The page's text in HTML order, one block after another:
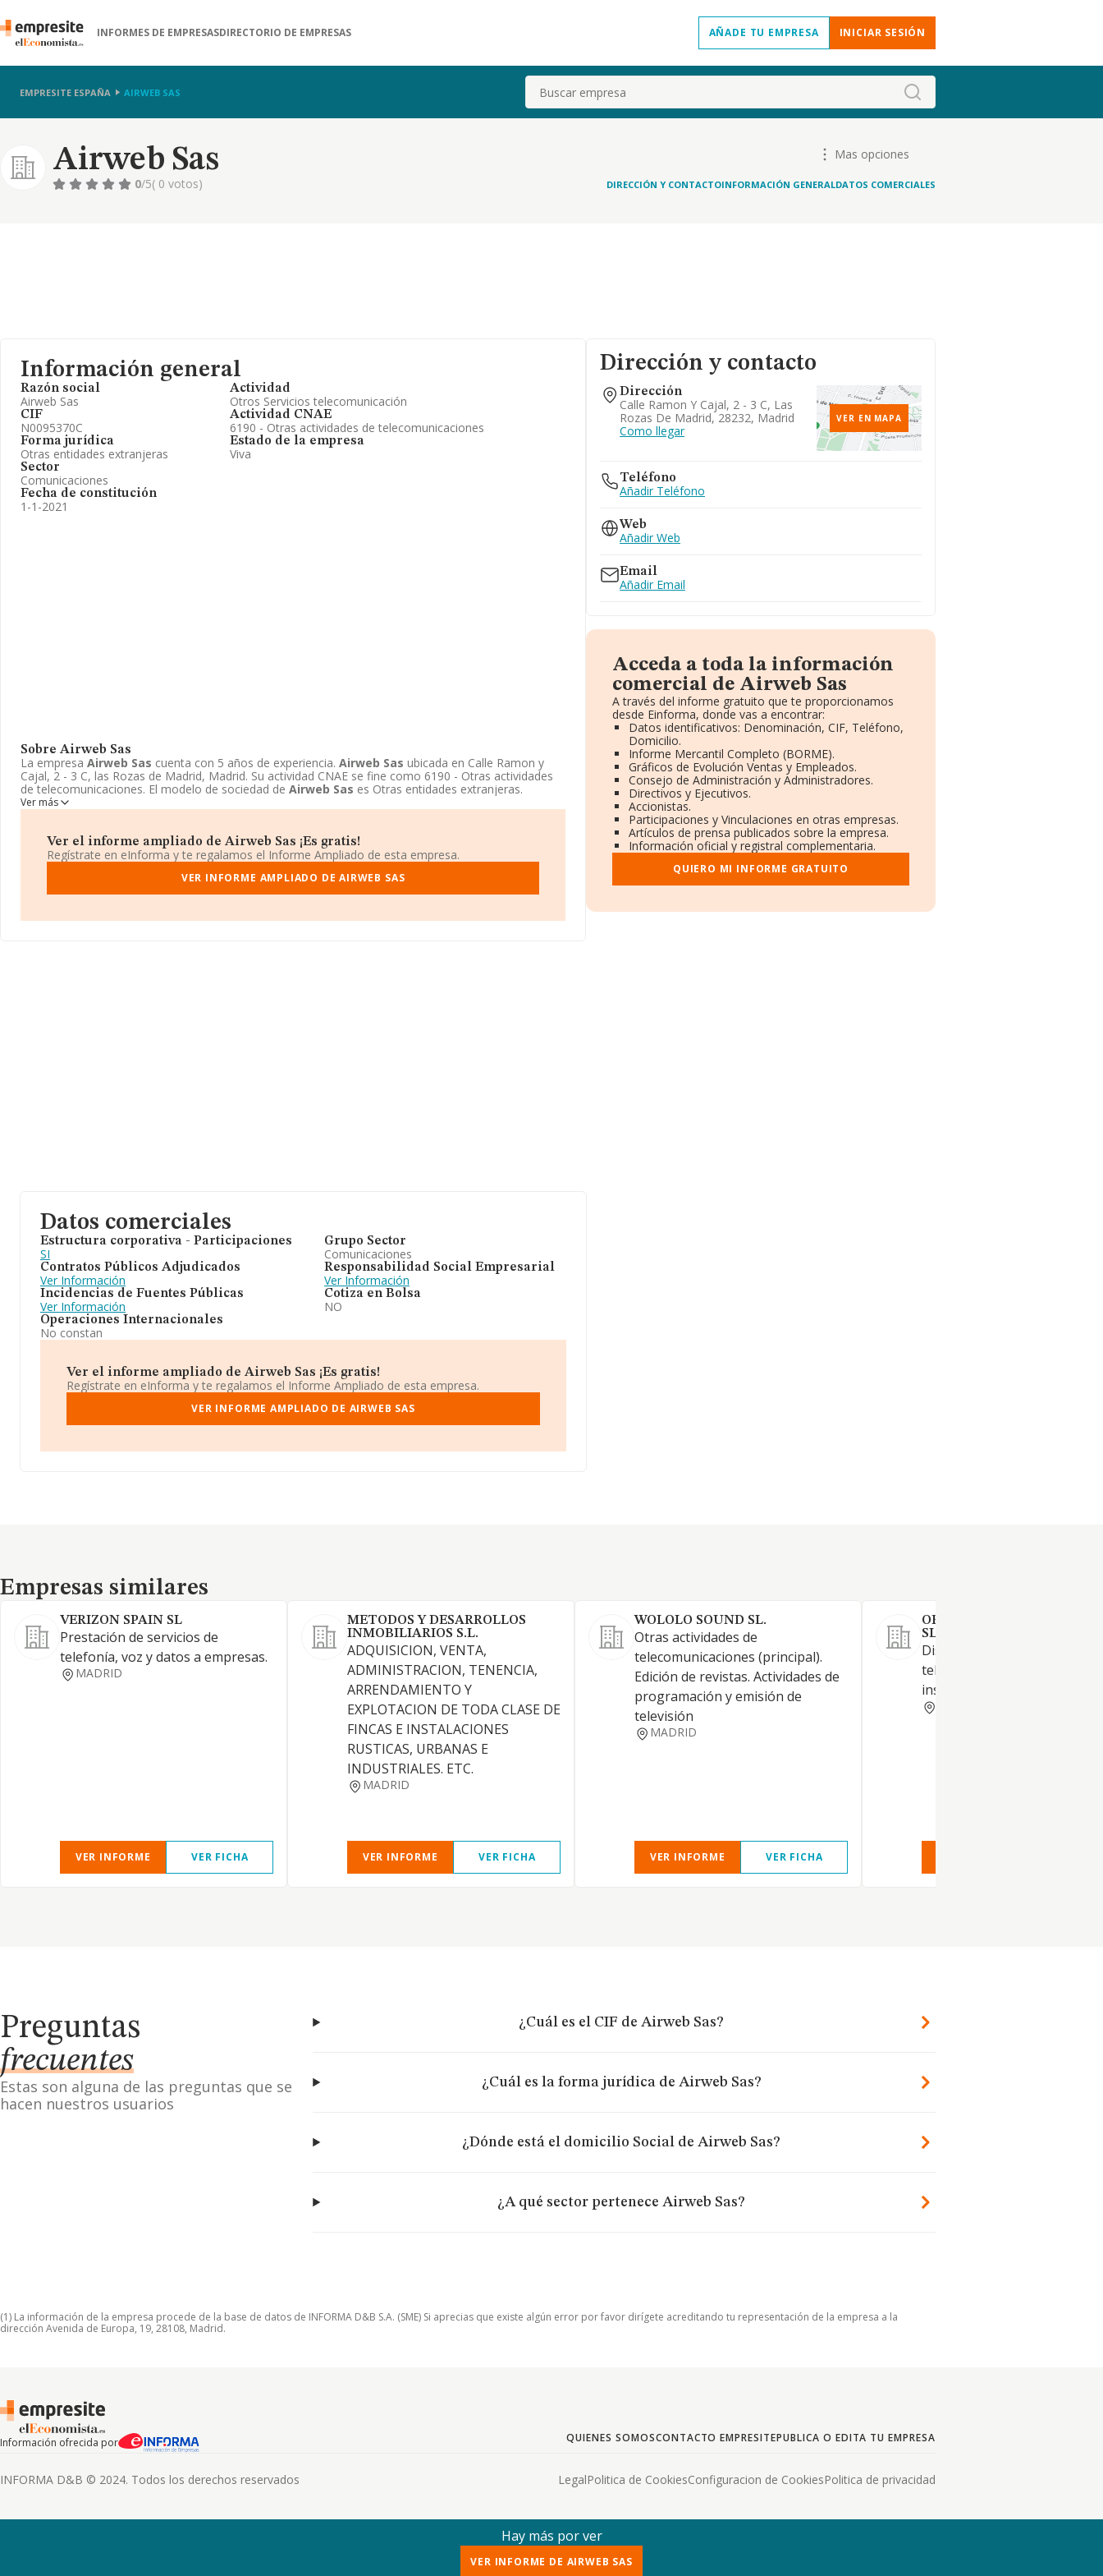
INFORMES DE EMPRESASDIRECTORIO DE EMPRESAS AÑADE TU EMPRESA INICIAR SESIÓN
EMPRESITE ESPAÑA AIRWEB SAS Buscar
Airweb Sas
Mas opciones
0/5( 0 votos) DIRECCIÓN Y CONTACTOINFORMACIÓN GENERALDATOS COMERCIALES
Información general
Razón social
Airweb Sas
CIF
N0095370C
Forma jurídica
Otras entidades extranjeras
Sector
Comunicaciones
Fecha de constitución
1-1-2021
Actividad
Otros Servicios telecomunicación
Actividad CNAE
6190 - Otras actividades de telecomunicaciones
Estado de la empresa
Viva
Sobre Airweb Sas
La empresa Airweb Sas cuenta con 5 años de experiencia. Airweb Sas ubicada en Calle Ramon y
Cajal, 2 - 3 C, las Rozas de Madrid, Madrid. Su actividad CNAE se fine como 6190 - Otras actividades
de telecomunicaciones. El modelo de sociedad de Airweb Sas es Otras entidades extranjeras.
Ver más
Ver el informe ampliado de Airweb Sas ¡Es gratis!
Regístrate en eInforma y te regalamos el Informe Ampliado de esta empresa.
VER INFORME AMPLIADO DE AIRWEB SAS
Dirección y contacto
Dirección
Calle Ramon Y Cajal, 2 - 3 C, Las
Rozas De Madrid, 28232, Madrid
Como llegar
VER EN MAPA
Teléfono
Añadir Teléfono
Web
Añadir Web
Email
Añadir Email
Acceda a toda la información
comercial de Airweb Sas
A través del informe gratuito que te proporcionamos
desde Einforma, donde vas a encontrar:
Datos identificativos: Denominación, CIF, Teléfono,
Domicilio.
Informe Mercantil Completo (BORME).
Gráficos de Evolución Ventas y Empleados.
Consejo de Administración y Administradores.
Directivos y Ejecutivos.
Accionistas.
Participaciones y Vinculaciones en otras empresas.
Artículos de prensa publicados sobre la empresa.
Información oficial y registral complementaria.
QUIERO MI INFORME GRATUITO
Datos comerciales
Estructura corporativa - Participaciones
SI
Contratos Públicos Adjudicados
Ver Información
Incidencias de Fuentes Públicas
Ver Información
Operaciones Internacionales
No constan
Grupo Sector
Comunicaciones
Responsabilidad Social Empresarial
Ver Información
Cotiza en Bolsa
NO
Ver el informe ampliado de Airweb Sas ¡Es gratis!
Regístrate en eInforma y te regalamos el Informe Ampliado de esta empresa.
VER INFORME AMPLIADO DE AIRWEB SAS
Empresas similares
Empresas similares
VERIZON SPAIN SL
Prestación de servicios de
telefonía, voz y datos a empresas.
MADRID
VER INFORME VER FICHA
METODOS Y DESARROLLOS
INMOBILIARIOS S.L.
ADQUISICION, VENTA,
ADMINISTRACION, TENENCIA,
ARRENDAMIENTO Y
EXPLOTACION DE TODA CLASE DE
FINCAS E INSTALACIONES
RUSTICAS, URBANAS E
INDUSTRIALES. ETC.
MADRID
VER INFORME VER FICHA
WOLOLO SOUND SL.
Otras actividades de
telecomunicaciones (principal).
Edición de revistas. Actividades de
programación y emisión de
televisión
MADRID
VER INFORME VER FICHA
ORCOM
SL
Distribución de material para
telecomunicaciones e
instalaciones.
Preguntas
frecuentes
Estas son alguna de las preguntas que se
hacen nuestros usuarios
¿Cuál es el CIF de Airweb Sas?
¿Cuál es la forma jurídica de Airweb Sas?
¿Dónde está el domicilio Social de Airweb Sas?
¿A qué sector pertenece Airweb Sas?
(1) La información de la empresa procede de la base de datos de INFORMA D&B S.A. (SME) Si aprecias que existe algún error por favor dirígete acreditando tu representación de la empresa a la
dirección Avenida de Europa, 19, 28108, Madrid.
Información ofrecida por QUIENES SOMOSCONTACTO EMPRESITEPUBLICA O EDITA TU EMPRESA
INFORMA D&B © 2024. Todos los derechos reservados LegalPolitica de CookiesConfiguracion de CookiesPolitica de privacidad
Hay más por ver
VER INFORME DE AIRWEB SAS